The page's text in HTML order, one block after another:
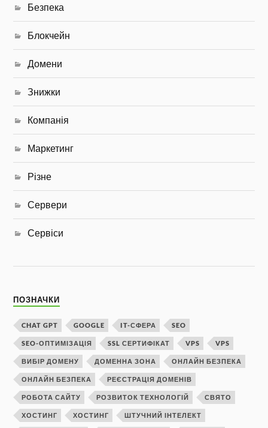
Безпека
Блокчейн
Домени
Знижки
Компанія
Маркетинг
Різне
Сервери
Сервіси
ПОЗНАЧКИ
CHAT GPT GOOGLE IT-СФЕРА SEO
SEO-ОПТИМІЗАЦІЯ SSL СЕРТИФІКАТ VPS VPS
ВИБІР ДОМЕНУ ДОМЕННА ЗОНА ОНЛАЙН БЕЗПЕКА
ОНЛАЙН БЕЗПЕКА РЕЄСТРАЦІЯ ДОМЕНІВ
РОБОТА САЙТУ РОЗВИТОК ТЕХНОЛОГІЙ СВЯТО
ХОСТИНГ ХОСТИНГ ШТУЧНИЙ ІНТЕЛЕКТ